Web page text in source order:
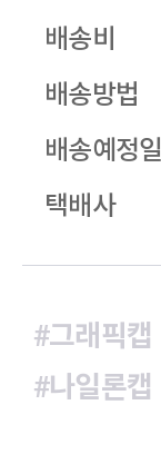
배송비
배송방법
배송예정일
택배사
#그래픽캡
#나일론캡